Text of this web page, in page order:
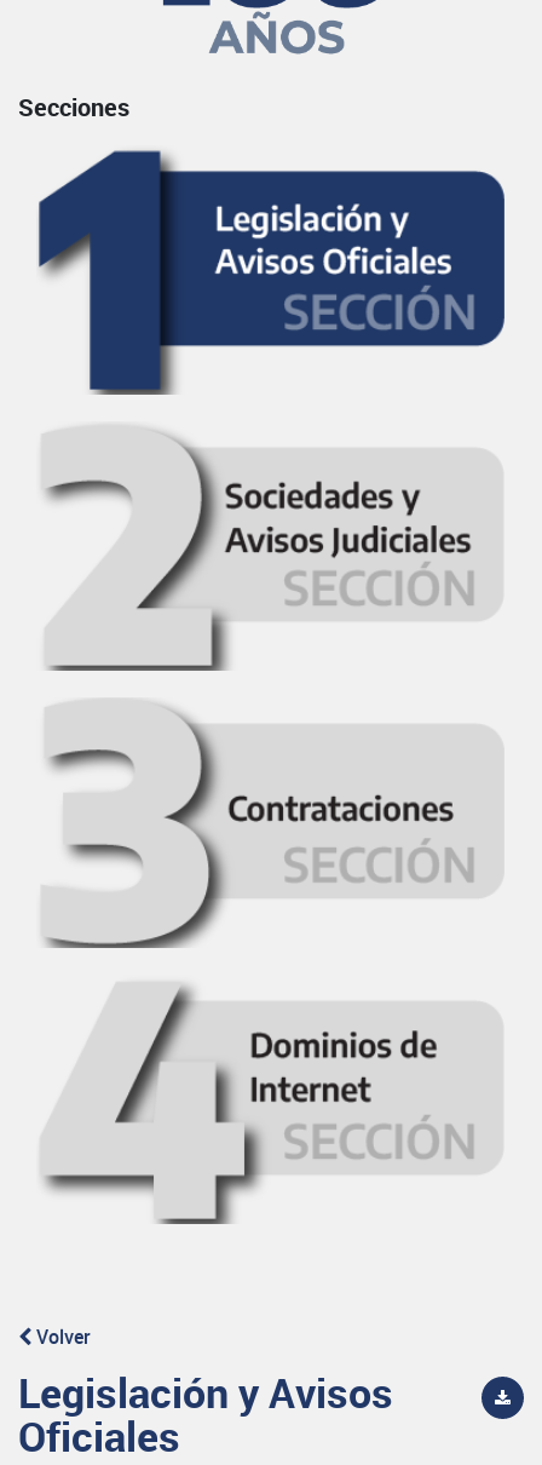
Secciones
Volver
Legislación y Avisos
Oficiales